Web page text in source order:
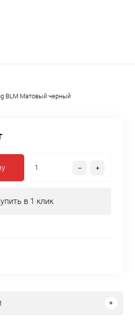
BLM Матовый черный
в 1 клик